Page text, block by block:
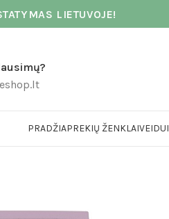
LIETUVOJE!
PRADŽIAPREKIŲ ŽENKLAI